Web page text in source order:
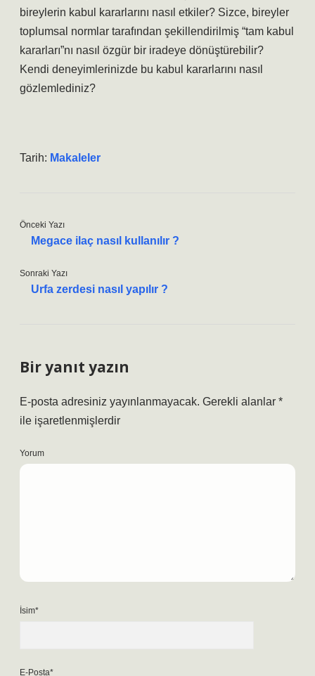
bireylerin kabul kararlarını nasıl etkiler? Sizce, bireyler
toplumsal normlar tarafından şekillendirilmiş “tam kabul
kararları”nı nasıl özgür bir iradeye dönüştürebilir?
Kendi deneyimlerinizde bu kabul kararlarını nasıl
gözlemlediniz?
Tarih: Makaleler
Önceki Yazı
Megace ilaç nasıl kullanılır ?
Sonraki Yazı
Urfa zerdesi nasıl yapılır ?
Bir yanıt yazın
E-posta adresiniz yayınlanmayacak. Gerekli alanlar *
ile işaretlenmişlerdir
Yorum
İsim*
E-Posta*